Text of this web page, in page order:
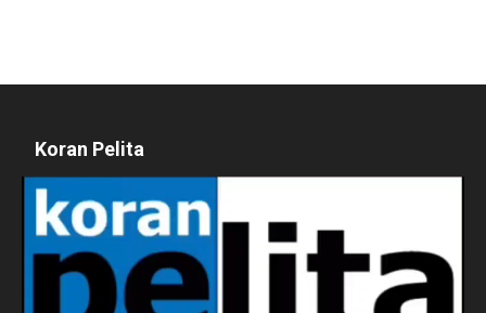
Koran Pelita
Pemutar
Video